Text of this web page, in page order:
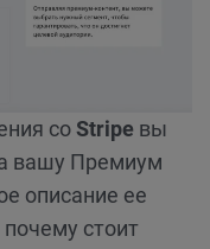
соStripe вы
вашу Премиум
описание ее
стоит